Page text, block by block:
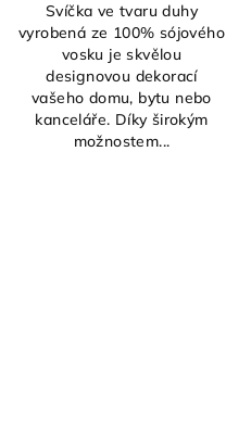
Svíčka ve tvaru duhy
vyrobená ze 100% sójového
vosku je skvělou
designovou dekorací
vašeho domu, bytu nebo
kanceláře. Díky širokým
možnostem...